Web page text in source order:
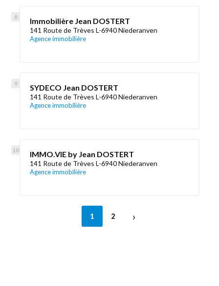
Immobilière Jean DOSTERT
141 Route de Trèves L-6940 Niederanven
Agence immobilière
SYDECO Jean DOSTERT
141 Route de Trèves L-6940 Niederanven
Agence immobilière
IMMO.VIE by Jean DOSTERT
141 Route de Trèves L-6940 Niederanven
Agence immobilière
1 2 ›